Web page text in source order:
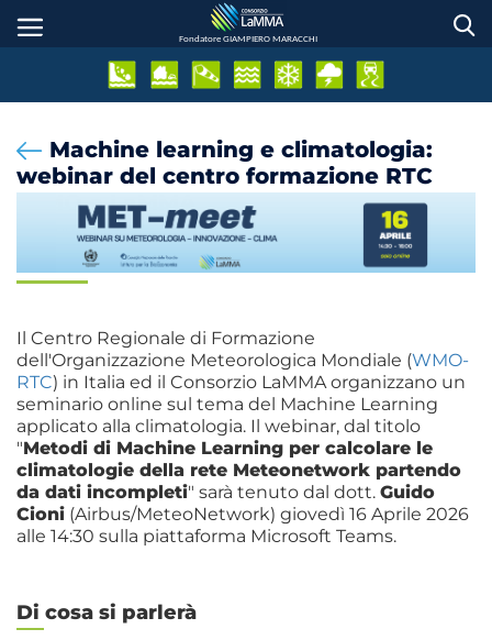
Fondatore GIAMPIERO MARACCHI
Machine learning e climatologia:
webinar del centro formazione RTC
WMO e LaMMA
Meteorologia
Il Centro Regionale di Formazione
dell'Organizzazione Meteorologica Mondiale (WMO-
RTC) in Italia ed il Consorzio LaMMA organizzano un
seminario online sul tema del Machine Learning
applicato alla climatologia. Il webinar, dal titolo
"Metodi di Machine Learning per calcolare le
climatologie della rete Meteonetwork partendo
da dati incompleti" sarà tenuto dal dott. Guido
Cioni (Airbus/MeteoNetwork) giovedì 16 Aprile 2026
alle 14:30 sulla piattaforma Microsoft Teams.
Di cosa si parlerà